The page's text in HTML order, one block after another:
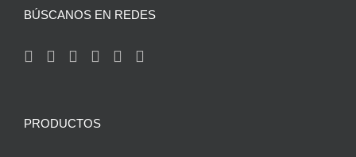
BÚSCANOS EN REDES
PRODUCTOS